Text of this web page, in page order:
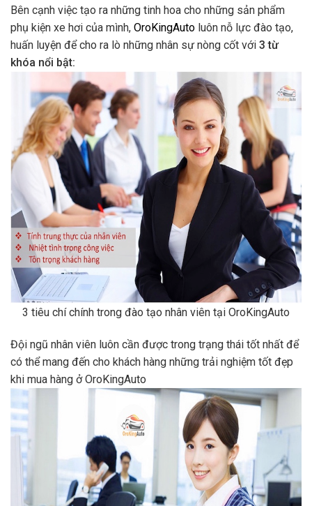
Bên cạnh việc tạo ra những tinh hoa cho những sản phẩm
phụ kiện xe hơi của mình, OroKingAuto luôn nỗ lực đào tạo,
huấn luyện để cho ra lò những nhân sự nòng cốt với 3 từ
khóa nổi bật:
3 tiêu chí chính trong đào tạo nhân viên tại OroKingAuto
Đội ngũ nhân viên luôn cần được trong trạng thái tốt nhất để
có thể mang đến cho khách hàng những trải nghiệm tốt đẹp
khi mua hàng ở OroKingAuto